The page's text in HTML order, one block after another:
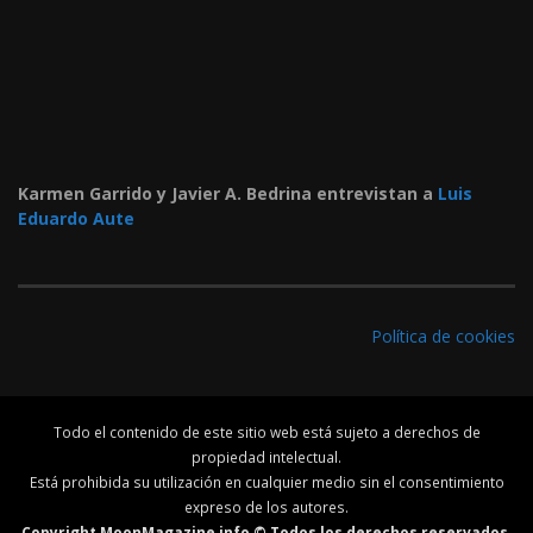
Karmen Garrido y Javier A. Bedrina entrevistan a Luis
Eduardo Aute
Política de cookies
Todo el contenido de este sitio web está sujeto a derechos de
propiedad intelectual.
Está prohibida su utilización en cualquier medio sin el consentimiento
expreso de los autores.